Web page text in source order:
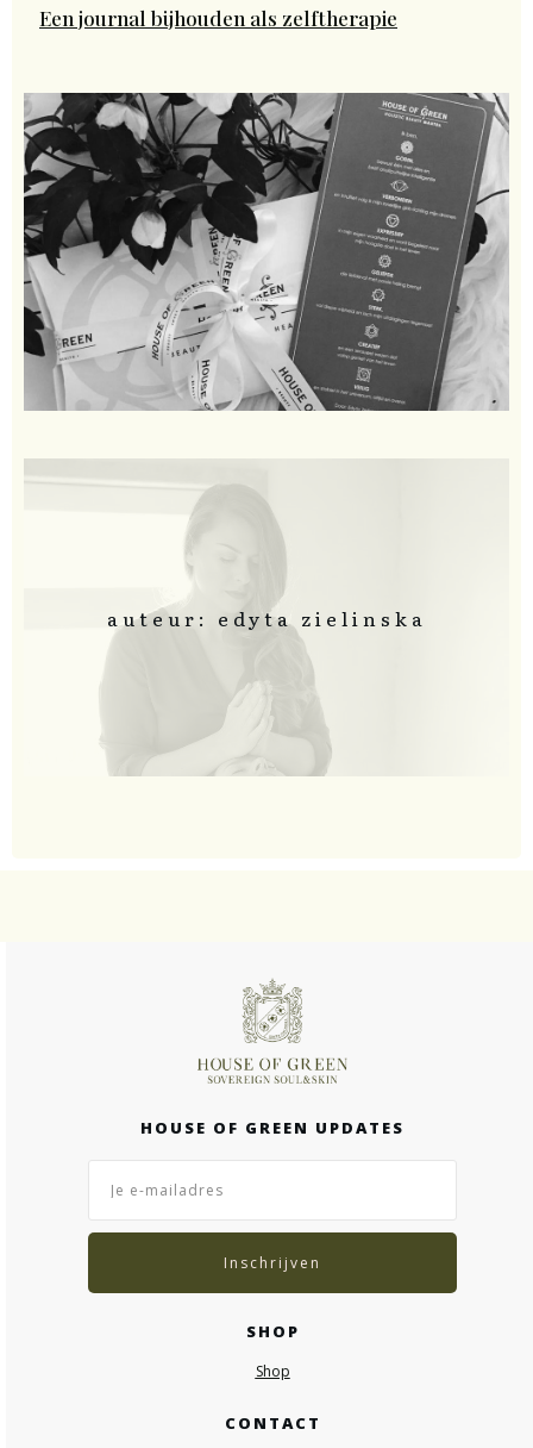
Een journal bijhouden als zelftherapie
auteur: edyta zielinska
HOUSE OF GREEN UPDATES
Inschrijven
SHOP
Shop
CONTACT